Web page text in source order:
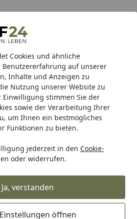
Cookies und ähnliche
Benutzererfahrung auf unserer
Inhalte und Anzeigen zu
Nutzung unserer Website zu
stimmen Sie der
sowie der Verarbeitung Ihrer
um Ihnen ein bestmögliches
Funktionen zu bieten.
jederzeit in den Cookie-
oder widerrufen.
Ja, verstanden
öffnen
Store
Hotline
Sandfilteranlage & Pool-
bis 468,99€)
Holz Sichtschutz Zäune
Serie 180 x 180 cm